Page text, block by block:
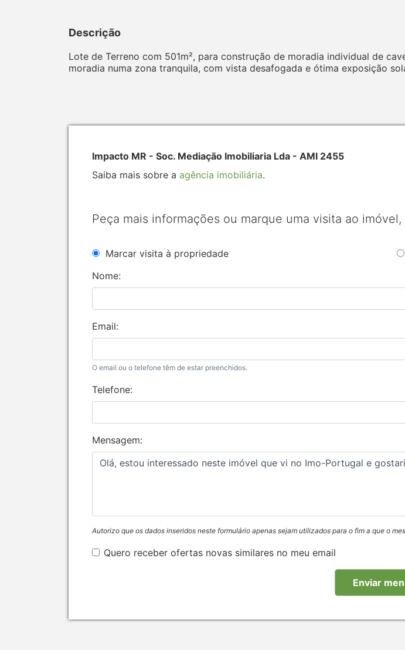
Descrição
Lote de Terreno com 501m², para construção de moradia individual de
moradia numa zona tranquila, com vista desafogada e ótima exposição
Impacto MR - Soc. Mediação Imobiliaria Lda - AMI 2455
Saiba mais sobre a agência imobiliária.
Peça mais informações ou marque uma visita ao
Marcar visita à propriedade
Nome:
Email:
O email ou o telefone têm de estar preenchidos.
Telefone:
Mensagem:
Autorizo que os dados inseridos neste formulário apenas sejam utilizados para o fim a que o
Quero receber ofertas novas similares no meu email